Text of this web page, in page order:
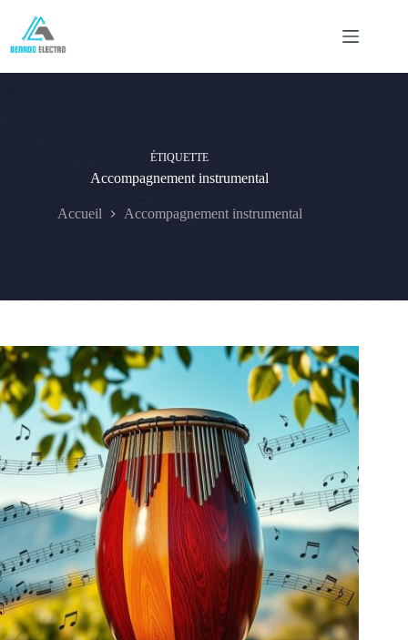
contenu
ÉTIQUETTE
Accompagnement instrumental
Accueil Accompagnement instrumental